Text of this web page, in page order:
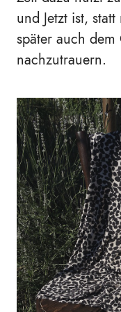
und Jetzt ist,
später auch
nachzutrauern.